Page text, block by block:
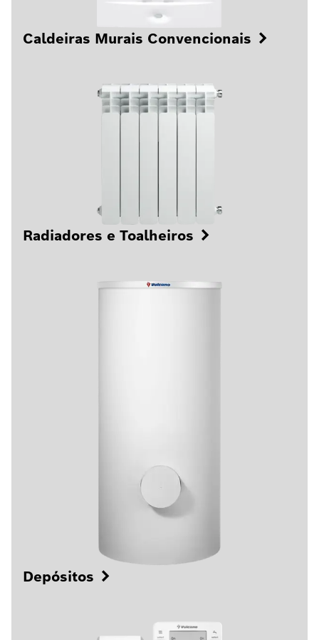
Caldeiras Murais Convencionais
Radiadores e Toalheiros
Depósitos